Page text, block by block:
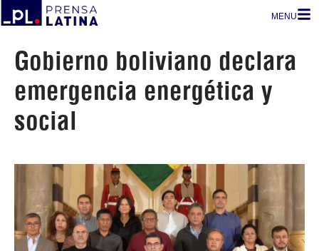
MENU
Gobierno boliviano declara
emergencia energética y
social